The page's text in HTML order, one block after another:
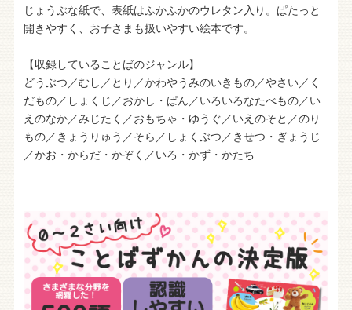
じょうぶな紙で、表紙はふかふかのウレタン入り。ぱたっと
開きやすく、お子さまも扱いやすい絵本です。
【収録していることばのジャンル】
どうぶつ／むし／とり／かわやうみのいきもの／やさい／く
だもの／しょくじ／おかし・ぱん／いろいろなたべもの／い
えのなか／みじたく／おもちゃ・ゆうぐ／いえのそと／のり
もの／きょうりゅう／そら／しょくぶつ／きせつ・ぎょうじ
／かお・からだ・かぞく／いろ・かず・かたち